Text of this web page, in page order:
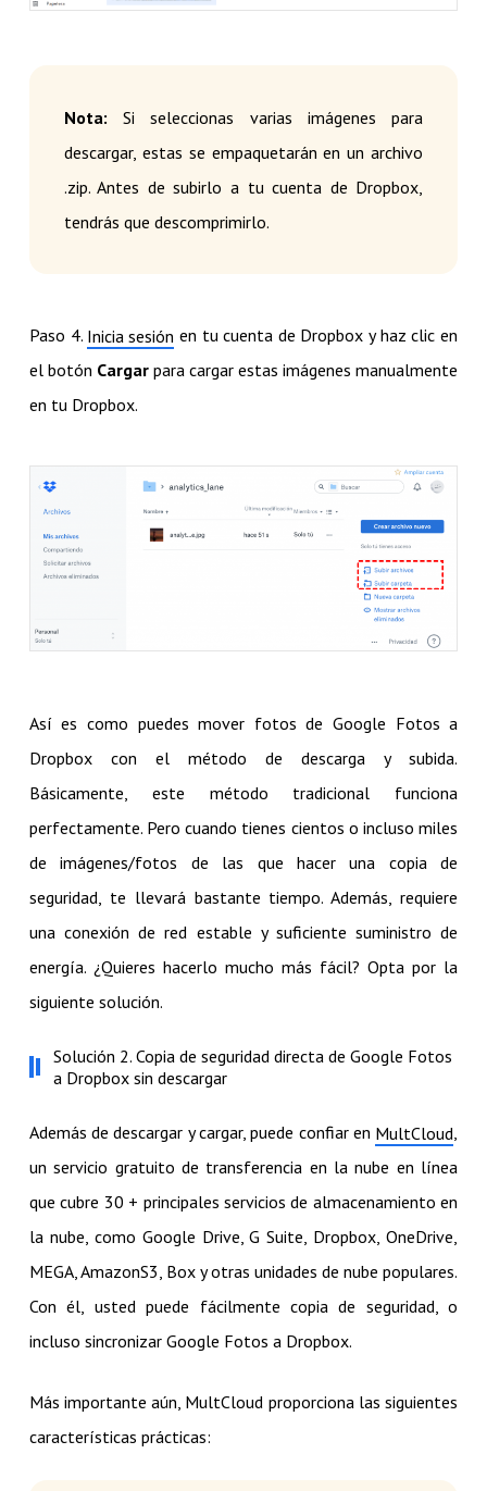
Nota: Si seleccionas varias imágenes para
descargar, estas se empaquetarán en un archivo
.zip. Antes de subirlo a tu cuenta de Dropbox,
tendrás que descomprimirlo.
Paso 4. Inicia sesión en tu cuenta de Dropbox y haz clic en
el botón Cargarpara cargar estas imágenes manualmente
en tu Dropbox.
Así es como puedes mover fotos de Google Fotos a
Dropbox con el método de descarga y subida.
Básicamente, este método tradicional funciona
perfectamente. Pero cuando tienes cientos o incluso miles
de imágenes/fotos de las que hacer una copia de
seguridad, te llevará bastante tiempo. Además, requiere
una conexión de red estable y suficiente suministro de
energía. ¿Quieres hacerlo mucho más fácil? Opta por la
siguiente solución.
Solución 2. Copia de seguridad directa de Google Fotos
a Dropbox sin descargar
Además de descargar y cargar, puede confiar en MultCloud,
un servicio gratuito de transferencia en la nube en línea
que cubre 30 + principales servicios de almacenamiento en
la nube, como Google Drive, G Suite, Dropbox, OneDrive,
MEGA, AmazonS3, Box y otras unidades de nube populares.
Con él, usted puede fácilmente copia de seguridad, o
incluso sincronizar Google Fotos a Dropbox.
Más importante aún, MultCloud proporciona las siguientes
características prácticas: